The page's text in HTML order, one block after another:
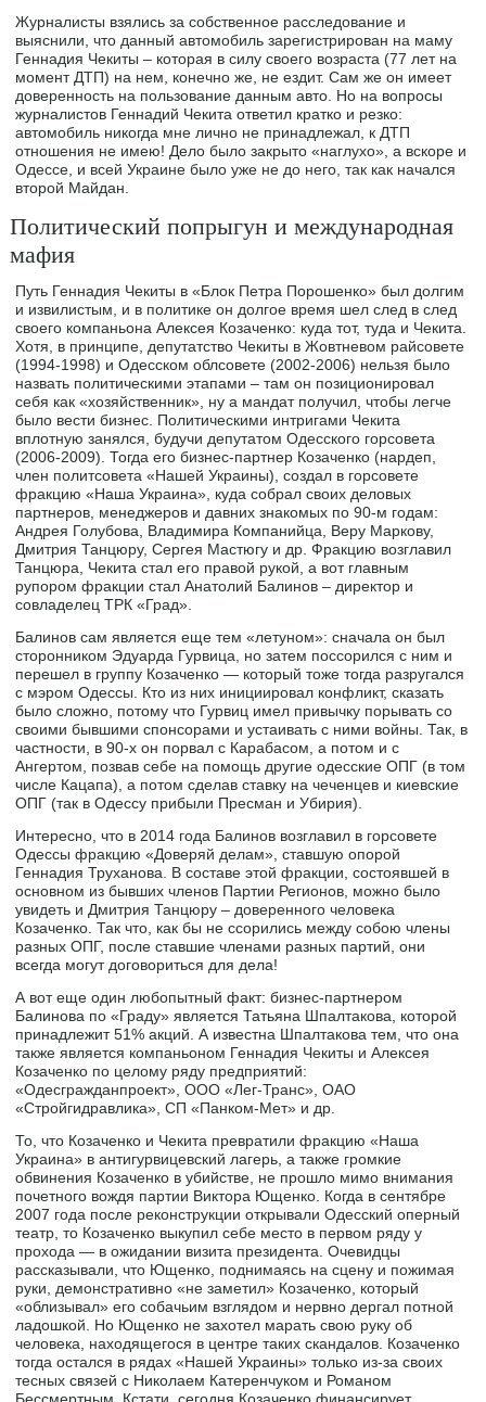
Журналисты взялись за собственное расследование и
выяснили, что данный автомобиль зарегистрирован на маму
Геннадия Чекиты – которая в силу своего возраста (77 лет на
момент ДТП) на нем, конечно же, не ездит. Сам же он имеет
доверенность на пользование данным авто. Но на вопросы
журналистов Геннадий Чекита ответил кратко и резко:
автомобиль никогда мне лично не принадлежал, к ДТП
отношения не имею! Дело было закрыто «наглухо», а вскоре и
Одессе, и всей Украине было уже не до него, так как начался
второй Майдан.
Политический попрыгун и международная
мафия
Путь Геннадия Чекиты в «Блок Петра Порошенко» был долгим
и извилистым, и в политике он долгое время шел след в след
своего компаньона Алексея Козаченко: куда тот, туда и Чекита.
Хотя, в принципе, депутатство Чекиты в Жовтневом райсовете
(1994-1998) и Одесском облсовете (2002-2006) нельзя было
назвать политическими этапами – там он позиционировал
себя как «хозяйственник», ну а мандат получил, чтобы легче
было вести бизнес. Политическими интригами Чекита
вплотную занялся, будучи депутатом Одесского горсовета
(2006-2009). Тогда его бизнес-партнер Козаченко (нардеп,
член политсовета «Нашей Украины), создал в горсовете
фракцию «Наша Украина», куда собрал своих деловых
партнеров, менеджеров и давних знакомых по 90-м годам:
Андрея Голубова, Владимира Компанийца, Веру Маркову,
Дмитрия Танцюру, Сергея Мастюгу и др. Фракцию возглавил
Танцюра, Чекита стал его правой рукой, а вот главным
рупором фракции стал Анатолий Балинов – директор и
совладелец ТРК «Град».
Балинов сам является еще тем «летуном»: сначала он был
сторонником Эдуарда Гурвица, но затем поссорился с ним и
перешел в группу Козаченко — который тоже тогда разругался
с мэром Одессы. Кто из них инициировал конфликт, сказать
было сложно, потому что Гурвиц имел привычку порывать со
своими бывшими спонсорами и устаивать с ними войны. Так, в
частности, в 90-х он порвал с Карабасом, а потом и с
Ангертом, позвав себе на помощь другие одесские ОПГ (в том
числе Кацапа), а потом сделав ставку на чеченцев и киевские
ОПГ (так в Одессу прибыли Пресман и Убирия).
Интересно, что в 2014 года Балинов возглавил в горсовете
Одессы фракцию «Доверяй делам», ставшую опорой
Геннадия Труханова. В составе этой фракции, состоявшей в
основном из бывших членов Партии Регионов, можно было
увидеть и Дмитрия Танцюру – доверенного человека
Козаченко. Так что, как бы не ссорились между собою члены
разных ОПГ, после ставшие членами разных партий, они
всегда могут договориться для дела!
А вот еще один любопытный факт: бизнес-партнером
Балинова по «Граду» является Татьяна Шпалтакова, которой
принадлежит 51% акций. А известна Шпалтакова тем, что она
также является компаньоном Геннадия Чекиты и Алексея
Козаченко по целому ряду предприятий:
«Одесгражданпроект», ООО «Лег-Транс», ОАО
«Стройгидравлика», СП «Панком-Мет» и др.
То, что Козаченко и Чекита превратили фракцию «Наша
Украина» в антигурвицевский лагерь, а также громкие
обвинения Козаченко в убийстве, не прошло мимо внимания
почетного вождя партии Виктора Ющенко. Когда в сентябре
2007 года после реконструкции открывали Одесский оперный
театр, то Козаченко выкупил себе место в первом ряду у
прохода — в ожидании визита президента. Очевидцы
рассказывали, что Ющенко, поднимаясь на сцену и пожимая
руки, демонстративно «не заметил» Козаченко, который
«облизывал» его собачьим взглядом и нервно дергал потной
ладошкой. Но Ющенко не захотел марать свою руку об
человека, находящегося в центре таких скандалов. Козаченко
тогда остался в рядах «Нашей Украины» только из-за своих
тесных связей с Николаем Катеренчуком и Романом